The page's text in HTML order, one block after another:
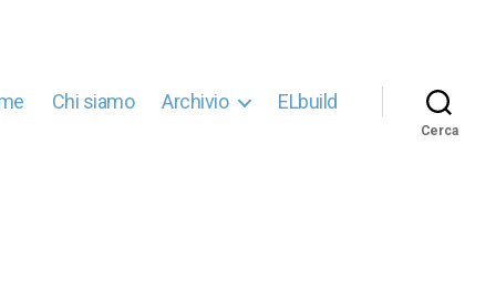
Chi siamo Archivio ELbuild
Cerca